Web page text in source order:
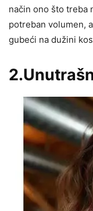
način ono što treba
potreban volumen,
gubeći na dužini